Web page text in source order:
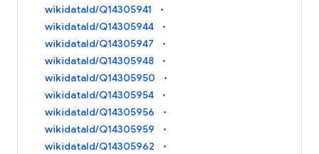
wikidataId/Q14305941
wikidataId/Q14305944
wikidataId/Q14305947
wikidataId/Q14305948
wikidataId/Q14305950
wikidataId/Q14305954
wikidataId/Q14305956
wikidataId/Q14305959
wikidataId/Q14305962